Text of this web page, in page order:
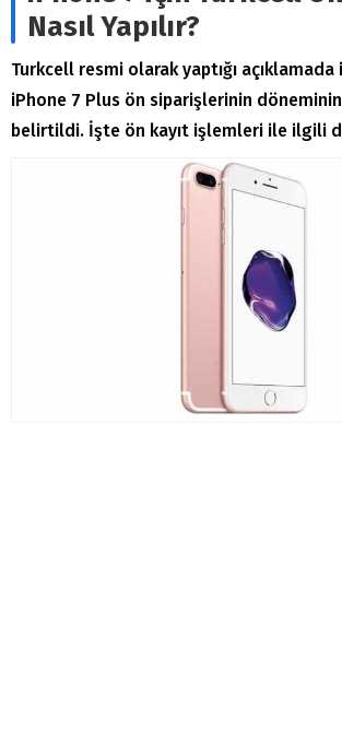
Nasıl Yapılır?
Turkcell resmi olarak yaptığı açıklamada
iPhone 7 Plus ön siparişlerinin döneminin
belirtildi. İşte ön kayıt işlemleri ile ilgili